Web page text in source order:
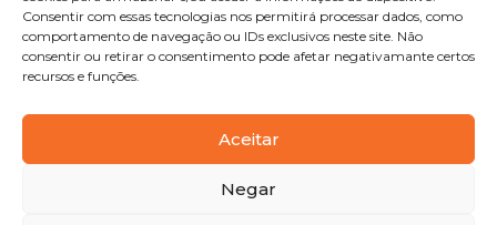
Consentir com essas tecnologias nos permitirá processar dados, como
comportamento de navegação ou IDs exclusivos neste site. Não
consentir ou retirar o consentimento pode afetar negativamante certos
recursos e funções.
Aceitar
Negar
Copyright © 2025 Sabores Santa Clara
. Todos os direitos
reservadosPolítica de Privacidade |Termos e condições
Designed byShift Your Branding Agency